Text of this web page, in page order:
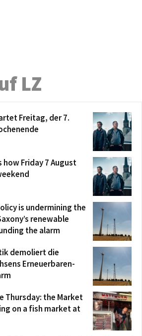
LZ
Freitag, der 7.
how Friday 7 August
is undermining the
renewable
the alarm
demoliert die
Erneuerbaren-
Thursday: the Market
on a fish market at